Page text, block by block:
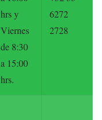
hrs y
Viernes
de 8:30
a 15:00
hrs.
6272
2728